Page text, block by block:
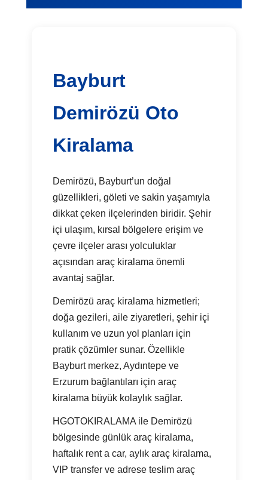
Bayburt
Demirözü Oto
Kiralama
Demirözü, Bayburt’un doğal
güzellikleri, göleti ve sakin yaşamıyla
dikkat çeken ilçelerinden biridir. Şehir
içi ulaşım, kırsal bölgelere erişim ve
çevre ilçeler arası yolculuklar
açısından araç kiralama önemli
avantaj sağlar.
Demirözü araç kiralama hizmetleri;
doğa gezileri, aile ziyaretleri, şehir içi
kullanım ve uzun yol planları için
pratik çözümler sunar. Özellikle
Bayburt merkez, Aydıntepe ve
Erzurum bağlantıları için araç
kiralama büyük kolaylık sağlar.
HGOTOKIRALAMA ile Demirözü
bölgesinde günlük araç kiralama,
haftalık rent a car, aylık araç kiralama,
VIP transfer ve adrese teslim araç